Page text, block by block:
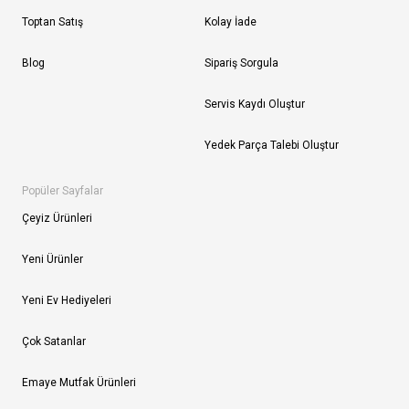
Toptan Satış
Blog
Kolay İade
Sipariş Sorgula
Servis Kaydı Oluştur
Yedek Parça Talebi Oluştur
Popüler Sayfalar
Çeyiz Ürünleri
Yeni Ürünler
Yeni Ev Hediyeleri
Çok Satanlar
Emaye Mutfak Ürünleri